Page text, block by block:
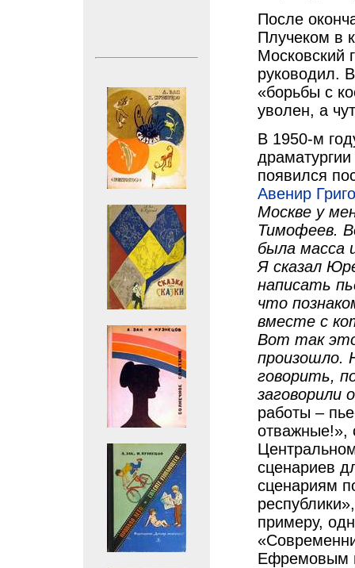
После
Плучеком в
Московский
руководил.
«борьбы с
уволен, а
В 1950-м
появился
Авенир
Москве у
Тимофеев.
была масса
Я сказал
написать
что
вместе с
Вот так
произошло.
говорить,
заговорили
работы –
отважные!»,
сценариев
сценариям
примеру,
Ефремовым